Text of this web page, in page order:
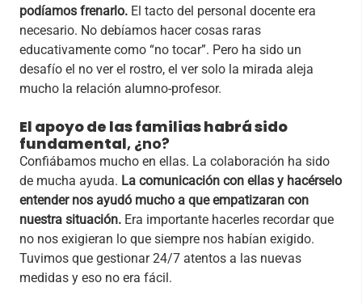
podíamos frenarlo. El tacto del personal docente era
necesario. No debíamos hacer cosas raras
educativamente como “no tocar”. Pero ha sido un
desafío el no ver el rostro, el ver solo la mirada aleja
mucho la relación alumno-profesor.
El apoyo de las familias habrá sido
fundamental, ¿no?
Confiábamos mucho en ellas. La colaboración ha sido
de mucha ayuda. La comunicación con ellas y hacérselo
entender nos ayudó mucho a que empatizaran con
nuestra situación. Era importante hacerles recordar que
no nos exigieran lo que siempre nos habían exigido.
Tuvimos que gestionar 24/7 atentos a las nuevas
medidas y eso no era fácil.